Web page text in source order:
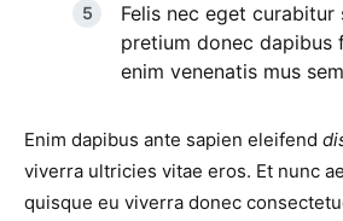
Felis nec eget curabitur
pretium donec dapibus
enim venenatis mus
Enim dapibus ante sapien eleifend
viverra ultricies vitae eros. Et nunc
quisque eu viverra donec